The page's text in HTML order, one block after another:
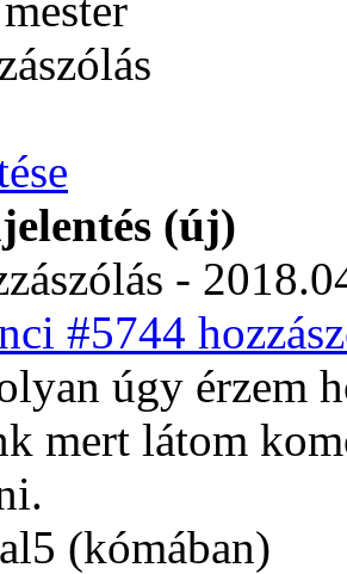
(új)
-
#5744
úgy érzem
mert látom
(kómában)